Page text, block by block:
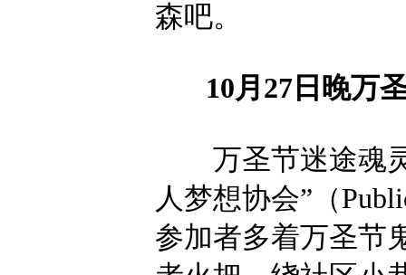
森吧。
10月27日晚万
万圣节迷途魂灵
人梦想协会”（
参加者多着万圣节